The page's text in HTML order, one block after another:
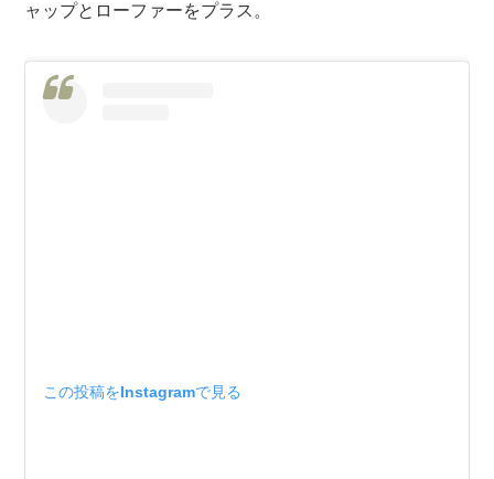
ャップとローファーをプラス。
この投稿をInstagramで見る